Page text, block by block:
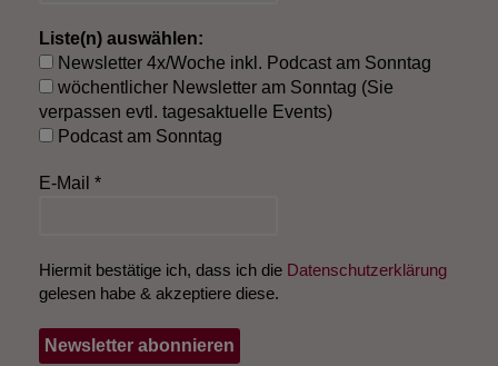
Liste(n) auswählen:
Newsletter 4x/Woche inkl. Podcast am Sonntag
wöchentlicher Newsletter am Sonntag (Sie
verpassen evtl. tagesaktuelle Events)
Podcast am Sonntag
E-Mail *
Hiermit bestätige ich, dass ich die Datenschutzerklärung
gelesen habe & akzeptiere diese.